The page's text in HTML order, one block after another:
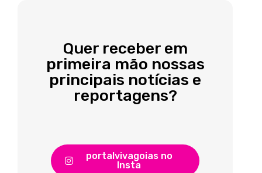
Quer receber em
primeira mão nossas
principais notícias e
reportagens?
portalvivagoias no
Insta